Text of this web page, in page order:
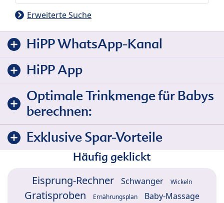
Erweiterte Suche
HiPP WhatsApp-Kanal
HiPP App
Optimale Trinkmenge für Babys
berechnen:
Exklusive Spar-Vorteile
Häufig geklickt
Eisprung-Rechner Schwanger Wickeln
Gratisproben Ernährungsplan Baby-Massage